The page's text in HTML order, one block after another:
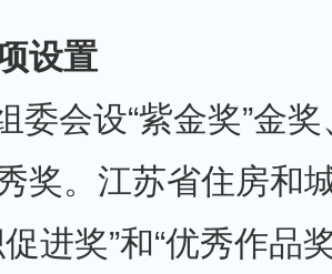
设置
委会设“紫金奖”金
奖。江苏省住房和
进奖”和“优秀作品